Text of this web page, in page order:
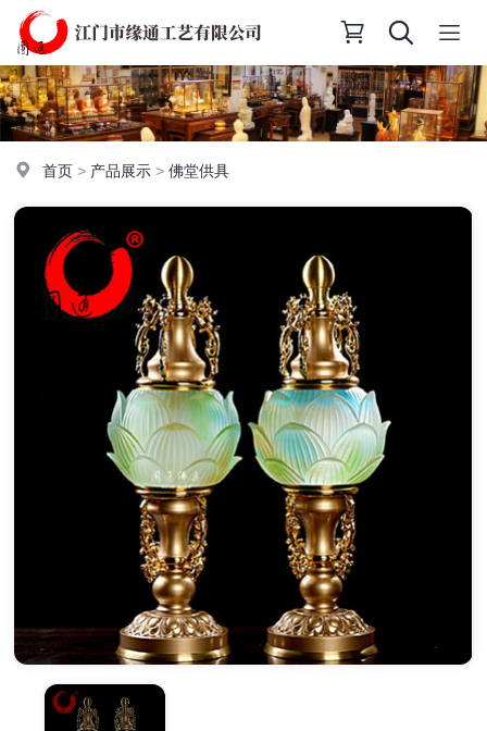
首页 > 产品展示 >佛堂供具